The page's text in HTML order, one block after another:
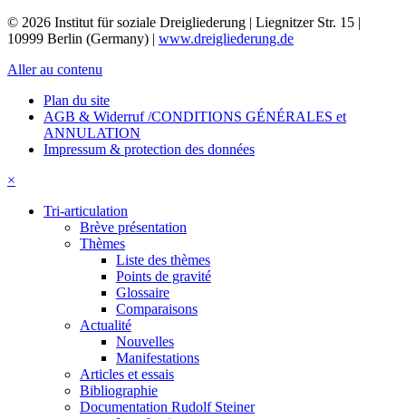
© 2026 Institut für soziale Dreigliederung | Liegnitzer Str. 15 |
10999 Berlin (Germany) | www.dreigliederung.de
Aller au contenu
Plan du site
AGB & Widerruf /CONDITIONS GÉNÉRALES et
ANNULATION
Impressum & protection des données
×
Tri-articulation
Brève présentation
Thèmes
Liste des thèmes
Points de gravité
Glossaire
Comparaisons
Actualité
Nouvelles
Manifestations
Articles et essais
Bibliographie
Documentation Rudolf Steiner